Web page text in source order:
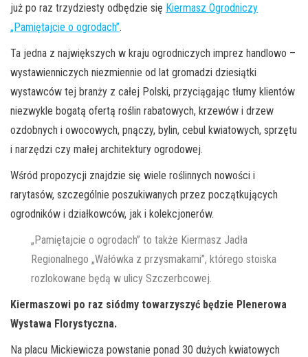
już po raz trzydziesty odbędzie się Kiermasz Ogrodniczy
„Pamiętajcie o ogrodach”.
Ta jedna z największych w kraju ogrodniczych imprez handlowo –
wystawienniczych niezmiennie od lat gromadzi dziesiątki
wystawców tej branży z całej Polski, przyciągając tłumy klientów
niezwykle bogatą ofertą roślin rabatowych, krzewów i drzew
ozdobnych i owocowych, pnączy, bylin, cebul kwiatowych, sprzętu
i narzędzi czy małej architektury ogrodowej.
Wśród propozycji znajdzie się wiele roślinnych nowości i
rarytasów, szczególnie poszukiwanych przez początkujących
ogrodników i działkowców, jak i kolekcjonerów.
„Pamiętajcie o ogrodach” to także Kiermasz Jadła
Regionalnego „Wałówka z przysmakami”, którego stoiska
rozlokowane będą w ulicy Szczerbcowej.
Kiermaszowi po raz siódmy towarzyszyć będzie Plenerowa
Wystawa Florystyczna.
Na placu Mickiewicza powstanie ponad 30 dużych kwiatowych